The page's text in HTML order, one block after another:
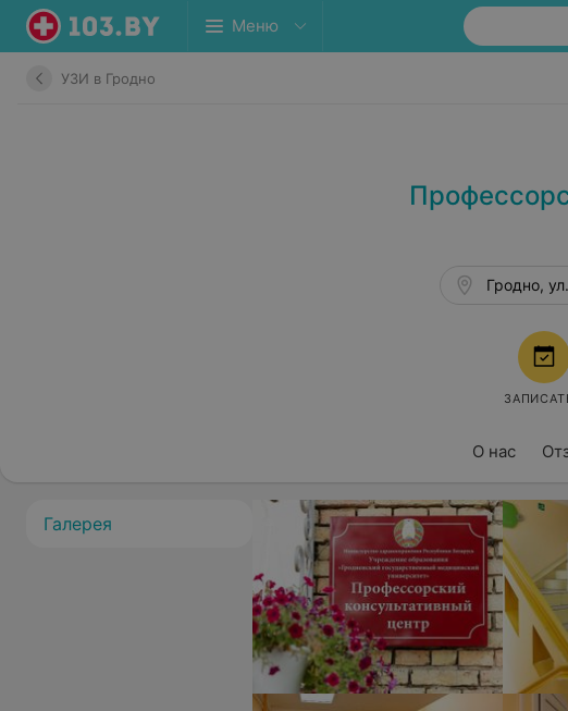
Меню
УЗИ в Гродно
О нас
Гродно,
Галерея